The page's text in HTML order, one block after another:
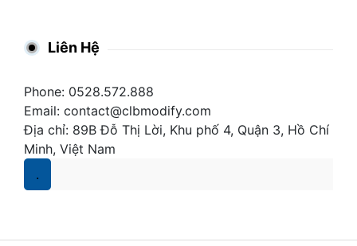
Liên Hệ
Phone: 0528.572.888
Email: contact@clbmodify.com
Địa chỉ: 89B Đỗ Thị Lời, Khu phố 4, Quận 3, Hồ Chí
Minh, Việt Nam
.